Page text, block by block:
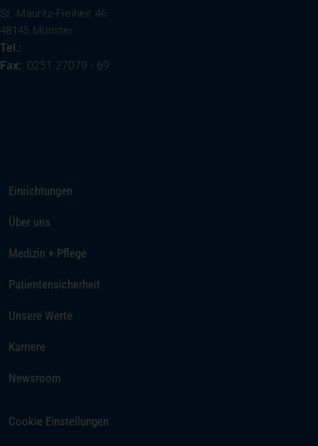
St. Mauritz-Freiheit 46
48145 Münster
Tel.:
Fax: 0251 27079 - 69
Einrichtungen
Über uns
Medizin + Pflege
Patientensicherheit
Unsere Werte
Karriere
Newsroom
Cookie Einstellungen